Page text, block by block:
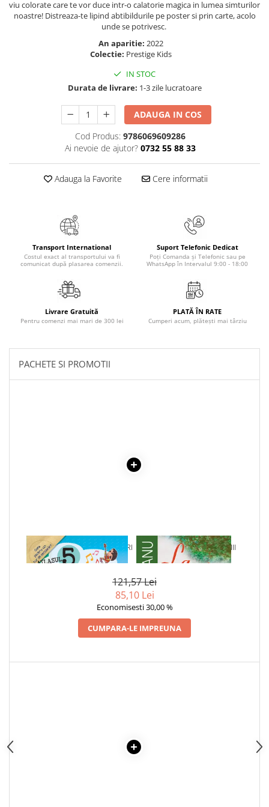
Elevi de 10 plus
Manuale - Carte Scolara
Clasa a VI-a
Clasa a VII-a
Clasa pregatitoare
Limbi Straine
Povesti
Povesti - Basme - Legende
Realitatea Augmentata
ScienceConnection
TP ROLL
viu colorate care te vor duce intr-o calatorie magica in lumea simturilor
noastre! Distreaza-te lipind abtibildurile pe poster si prin carte, acolo
unde se potrivesc.
An aparitie: 2022
Colectie: Prestige Kids
IN STOC
Durata de livrare: 1-3 zile lucratoare
ADAUGA IN COS
Cod Produs: 9786069609286
Ai nevoie de ajutor? 0732 55 88 33
Adauga la Favorite Cere informatii
Transport International
Costul exact al transportului va fi
comunicat după plasarea comenzii.
Suport Telefonic Dedicat
Poți Comanda și Telefonic sau pe
WhatsApp în Intervalul 9:00 - 18:00
Livrare Gratuită
Pentru comenzi mai mari de 300 lei
PLATĂ ÎN RATE
Cumperi acum, plătești mai târziu
PACHETE SI PROMOTII
1 x ATLASUL CELOR 5 SIMTURI
ALE MELE
1 x LA MEDELENI - VOL. I-III
121,57 Lei
85,10 Lei
Economisesti 30,00 %
CUMPARA-LE IMPREUNA